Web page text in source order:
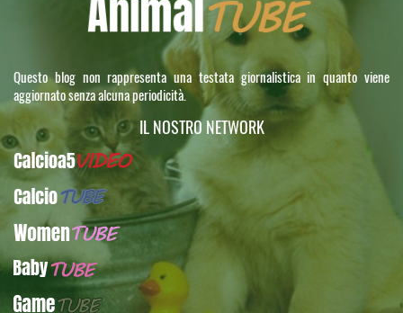
Questo blog non rappresenta una testata giornalistica in quanto viene
aggiornato senza alcuna periodicità.
IL NOSTRO NETWORK
Calcioa5Video
CalcioTUBE
WomenTUBE
BabyTUBE
GameTUBE